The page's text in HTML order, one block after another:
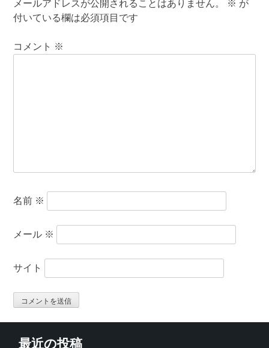
メールアドレスが公開されることはありません。 ※ が
付いている欄は必須項目です
コメント ※
名前 ※
メール ※
サイト
最近の投稿